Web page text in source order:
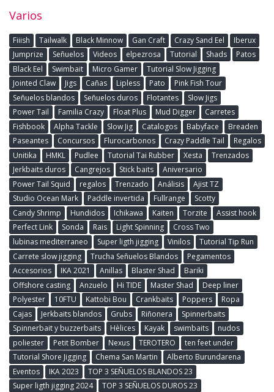
Varios
Fiiish Tailwalk Black Minnow Gan Craft Crazy Sand Eel
Iberux
Jumprize
Señuelos Videos elpezrosa Tutorial Shads
Patos
Black Eel
Swimbait Micro Gamer
Tutorial Slow Jigging
Jointed Claw
Jigs Cañas Lipless Pato
Pink Fish Tour
Señuelos blandos
Señuelos duros Flotantes
Slow Jigs
Power Tail
Familia Crazy Float Plus Mud Digger
Carretes
Fishbook
Alpha Tackle Slow Jig Catalogos Babyface
Breaden
Paseantes
Concursos Flurocarbonos Crazy Paddle Tail
Regalos
Unitika
HMKL Pudlee Tutorial Tai Rubber Xesta
Trenzados
Jerkbaits duros
Cangrejos Stick baits
Aniversario
Power Tail Squid
regalos Trenzado Análisis
Ajist TZ
Studio Ocean Mark
Paddle invertida Fullrange
Scotty
Candy Shrimp
Hundidos Ichikawa Kaiten Torzite
Assist hook
Perfect Link
Sonda Rais Light Spinning
Cross Two
lubinas mediterraneo
Super ligth jigging Vinilos
Tutorial Tip Run
Carrete slow jigging
Trucha Señuelos Blandos
Pegamentos
Accesorios
IKA 2021 Anillas Blaster Shad
Bariki
Offshore casting
Anzuelo Hi TIDE Master Shad
Deep liner
Polyester
10FTU Kattobi Bou Crankbaits Poppers
Ropa
Cajas
Jerkbaits blandos Grubs Riñonera
Spinnerbaits
Spinnerbait y buzzerbaits
Hèlices Kayak swimbaits
nudos
poliester
Petit Bomber Nexus TEROTERO
ten feet under
Tutorial Shore Jigging
Chema San Martin
Alberto Burundarena
Eventos
IKA 2023
TOP 3 SEÑUELOS BLANDOS 23
Super ligth jigging 2024
TOP 3 SEÑUELOS DUROS 23